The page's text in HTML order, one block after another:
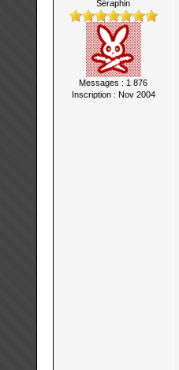
Séraphin
Messages : 1 876
Inscription : Nov 2004